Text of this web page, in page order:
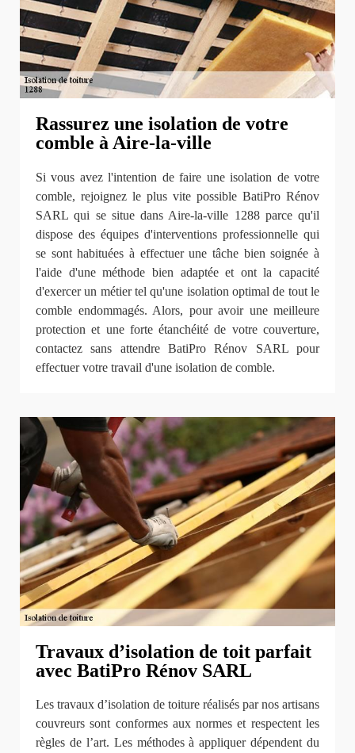
Rassurez une isolation de votre
comble à Aire-la-ville
Si vous avez l'intention de faire une isolation de votre
comble, rejoignez le plus vite possible BatiPro Rénov
SARL qui se situe dans Aire-la-ville 1288 parce qu'il
dispose des équipes d'interventions professionnelle qui
se sont habituées à effectuer une tâche bien soignée à
l'aide d'une méthode bien adaptée et ont la capacité
d'exercer un métier tel qu'une isolation optimal de tout le
comble endommagés. Alors, pour avoir une meilleure
protection et une forte étanchéité de votre couverture,
contactez sans attendre BatiPro Rénov SARL pour
effectuer votre travail d'une isolation de comble.
Travaux d’isolation de toit parfait
avec BatiPro Rénov SARL
Les travaux d’isolation de toiture réalisés par nos artisans
couvreurs sont conformes aux normes et respectent les
règles de l’art. Les méthodes à appliquer dépendent du